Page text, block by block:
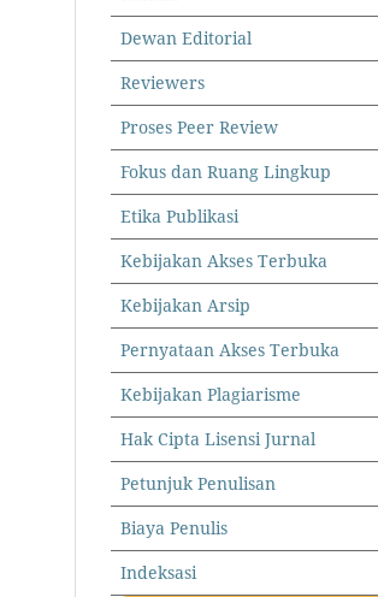
Dewan Editorial
Reviewers
Proses Peer Review
Fokus dan Ruang Lingkup
Etika Publikasi
Kebijakan Akses Terbuka
Kebijakan Arsip
Pernyataan Akses Terbuka
Kebijakan Plagiarisme
Hak Cipta Lisensi Jurnal
Petunjuk Penulisan
Biaya Penulis
Indeksasi